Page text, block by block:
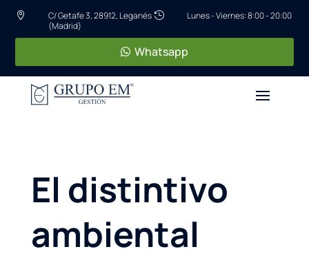

C/ Getafe 3, 28912, Leganés
(Madrid)
 Lunes - Viernes: 8:00 - 20:00
Whatsapp
El distintivo
ambiental